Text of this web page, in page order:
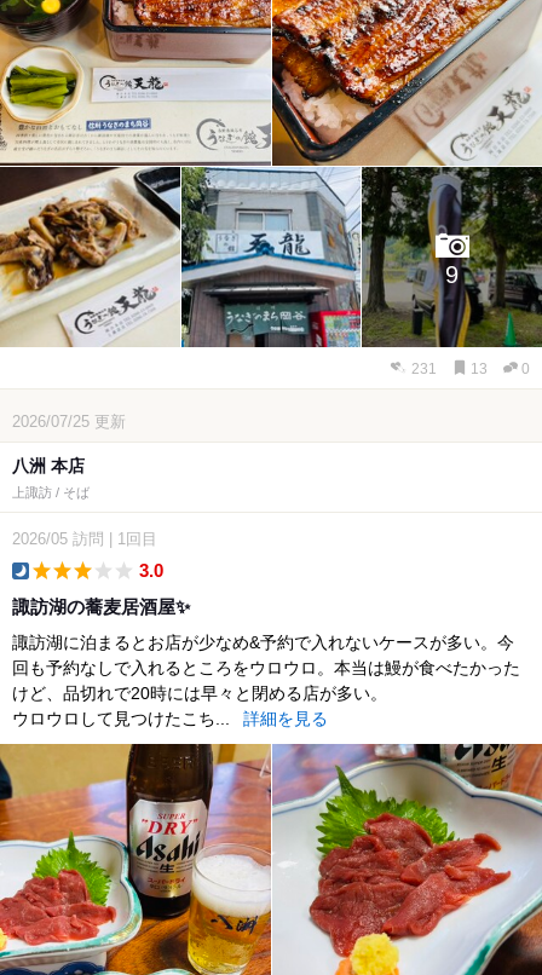
9
231 13 0
2026/07/25 更新
八洲 本店
上諏訪 / そば
2026/05 訪問 1回目
3.0
諏訪湖の蕎麦居酒屋✨
諏訪湖に泊まるとお店が少なめ&予約で入れないケースが多い。今
回も予約なしで入れるところをウロウロ。本当は鰻が食べたかった
けど、品切れで20時には早々と閉める店が多い。
ウロウロして見つけたこち...
詳細を見る